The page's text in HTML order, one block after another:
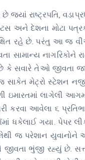
જ્યાં રાષ્ટ્રપતિ,
અને દેશના મોટા
રહે છે. પરંતુ આ જ
સામાન્ય નાગરિકોને
કે સવારે તેઓ જીવતા
સાકેત મેટ્રો સ્ટેશન
ઇમારતમાં લાગેલી
કરવા આવેલા ૬
ધકેલાઈ ગયા. પેપર
જ પરેશાન યુવાનોને
જીવતા ભુંજી રહ્યું છે.